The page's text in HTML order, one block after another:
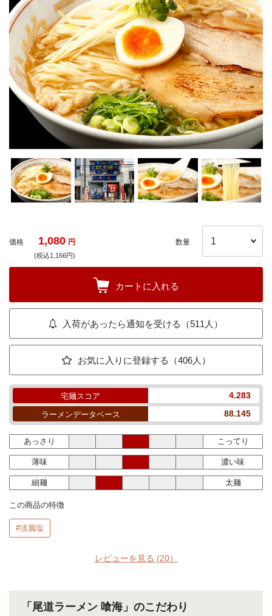
価格 1,080 円
(税込1,166円)
数量
カートに入れる
入荷があったら通知を受ける（511人）
お気に入りに登録する（406人）
宅麺スコア 4.283
ラーメンデータベース 88.145
あっさり こってり
薄味 濃い味
細麺 太麺
この商品の特徴
#淡麗塩
レビューを見る (20）
「尾道ラーメン 喰海」のこだわり